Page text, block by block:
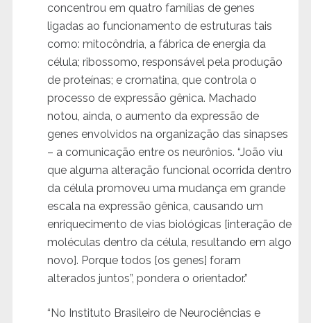
concentrou em quatro famílias de genes
ligadas ao funcionamento de estruturas tais
como: mitocôndria, a fábrica de energia da
célula; ribossomo, responsável pela produção
de proteínas; e cromatina, que controla o
processo de expressão gênica. Machado
notou, ainda, o aumento da expressão de
genes envolvidos na organização das sinapses
– a comunicação entre os neurônios. “João viu
que alguma alteração funcional ocorrida dentro
da célula promoveu uma mudança em grande
escala na expressão gênica, causando um
enriquecimento de vias biológicas [interação de
moléculas dentro da célula, resultando em algo
novo]. Porque todos [os genes] foram
alterados juntos”, pondera o orientador.”
“No Instituto Brasileiro de Neurociências e